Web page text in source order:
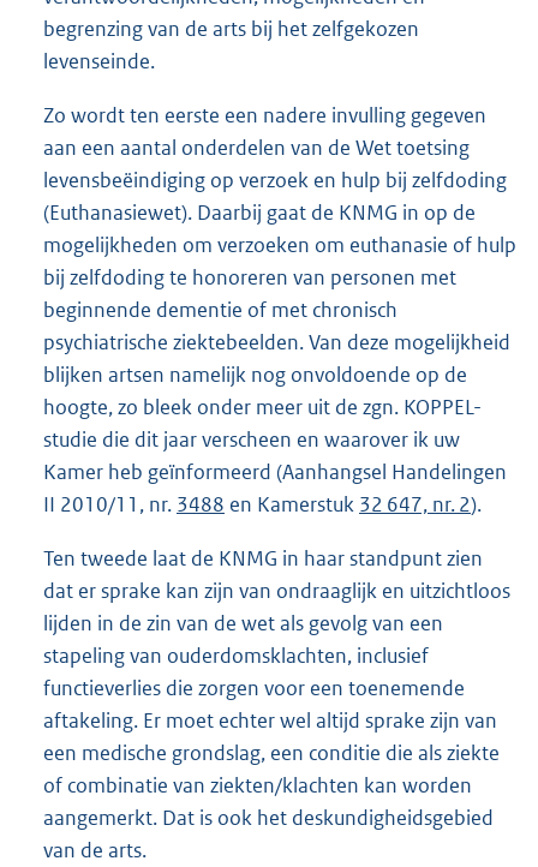
begrenzing van de arts bij het zelfgekozen
levenseinde.
Zo wordt ten eerste een nadere invulling gegeven
aan een aantal onderdelen van de Wet toetsing
levensbeëindiging op verzoek en hulp bij zelfdoding
(Euthanasiewet). Daarbij gaat de KNMG in op de
mogelijkheden om verzoeken om euthanasie of hulp
bij zelfdoding te honoreren van personen met
beginnende dementie of met chronisch
psychiatrische ziektebeelden. Van deze mogelijkheid
blijken artsen namelijk nog onvoldoende op de
hoogte, zo bleek onder meer uit de zgn. KOPPEL-
studie die dit jaar verscheen en waarover ik uw
Kamer heb geïnformeerd (Aanhangsel Handelingen
II 2010/11, nr. 3488 en Kamerstuk 32 647, nr. 2).
Ten tweede laat de KNMG in haar standpunt zien
dat er sprake kan zijn van ondraaglijk en uitzichtloos
lijden in de zin van de wet als gevolg van een
stapeling van ouderdomsklachten, inclusief
functieverlies die zorgen voor een toenemende
aftakeling. Er moet echter wel altijd sprake zijn van
een medische grondslag, een conditie die als ziekte
of combinatie van ziekten/klachten kan worden
aangemerkt. Dat is ook het deskundigheidsgebied
van de arts.